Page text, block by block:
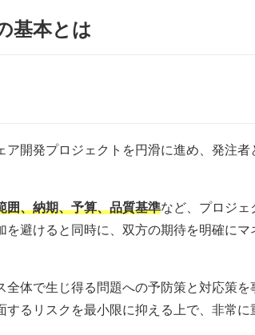
基本とは
ア開発プロジェクトを円滑に進め、発注
囲、納期、予算、品質基準など、プロジェ
を避けると同時に、双方の期待を明確に
全体で生じ得る問題への予防策と対応策
するリスクを最小限に抑える上で、非常に